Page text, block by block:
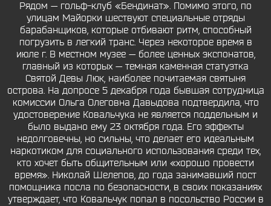
Рядом — гольф-клуб «Бендинат». Помимо этого, по
улицам Майорки шествуют специальные отряды
барабанщиков, которые отбивают ритм, способный
погрузить в легкий транс. Через некоторое время в
июле г. В местном музее — более ценных экспонатов,
главный из которых — темная каменная статуэтка
Святой Девы Люк, наиболее почитаемая святыня
острова. На допросе 5 декабря года бывшая сотрудница
комиссии Ольга Олеговна Давыдова подтвердила, что
удостоверение Ковальчука не является поддельным и
было выдано ему 23 октября года. Его эффекты
недолговечны, но сильны, что делает его идеальным
наркотиком для социального использования среди тех,
кто хочет быть общительным или «хорошо провести
время». Николай Шелепов, до года занимавший пост
помощника посла по безопасности, в своих показаниях
утверждает, что Ковальчук попал в посольство России в